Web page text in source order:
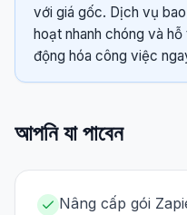
với giá gốc. Dịch vụ
hoạt nhanh chóng và
động hóa công việc
আপনি যা পাবেন
Nâng cấp gói